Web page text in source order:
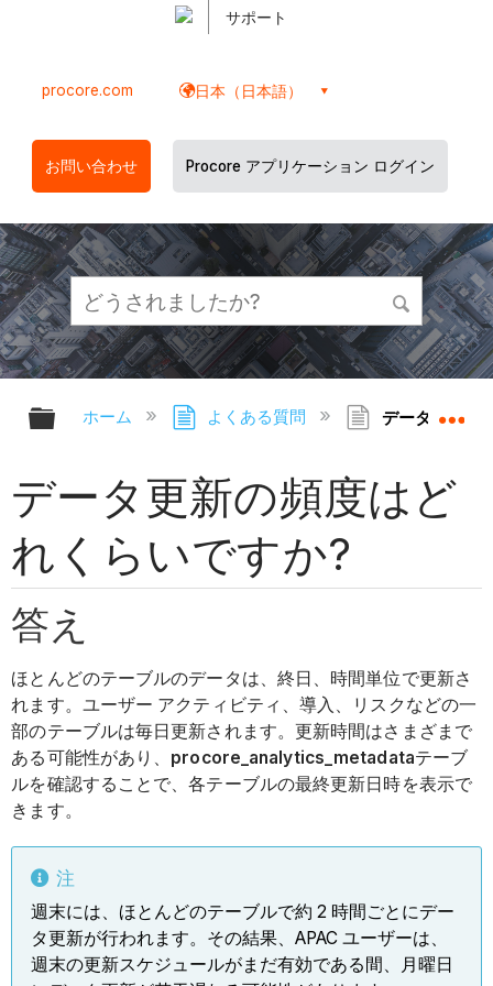
サポート
procore.com 日本（日本語）
お問い合わせ Procore アプリケーション ログイン
グローバル階層を展開/折りたたむ
ホーム よくある質問 データ更新の
データ更新の頻度はど
れくらいですか?
答え
ほとんどのテーブルのデータは、終日、時間単位で更新さ
れます。ユーザー アクティビティ、導入、リスクなどの一
部のテーブルは毎日更新されます。更新時間はさまざまで
ある可能性があり、 procore_analytics_metadataテーブ
ルを確認することで、各テーブルの最終更新日時を表示で
きます。
注
週末には、ほとんどのテーブルで約 2 時間ごとにデー
タ更新が行われます。その結果、APAC ユーザーは、
週末の更新スケジュールがまだ有効である間、月曜日